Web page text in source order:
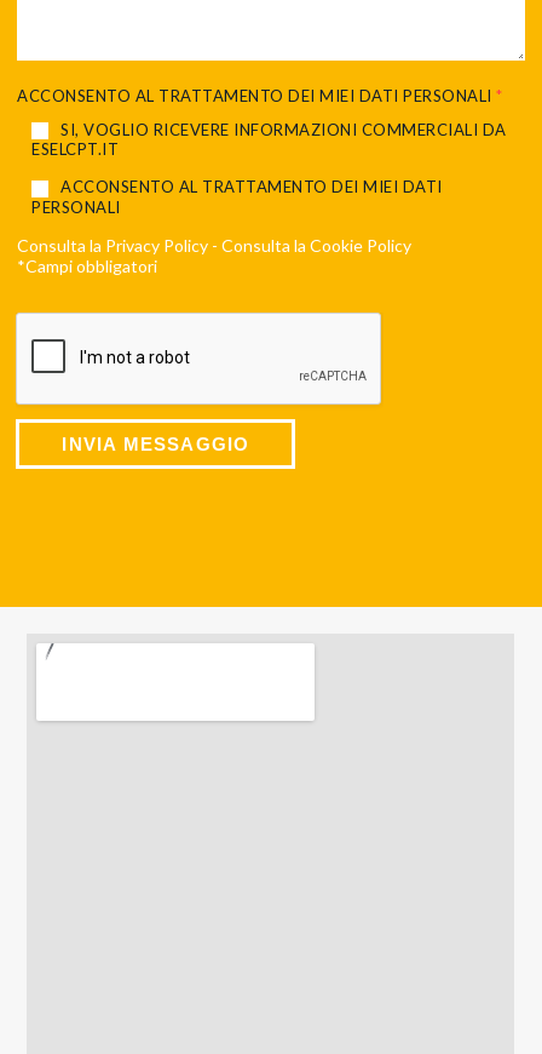
ACCONSENTO AL TRATTAMENTO DEI MIEI DATI PERSONALI*
SI, VOGLIO RICEVERE INFORMAZIONI COMMERCIALI DA
ESELCPT.IT
ACCONSENTO AL TRATTAMENTO DEI MIEI DATI
PERSONALI
Consulta la Privacy Policy - Consulta laCookie Policy
*Campi obbligatori
INVIA MESSAGGIO